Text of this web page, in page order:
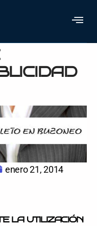
enero 21, 2014
LA UTILIZACIÓN